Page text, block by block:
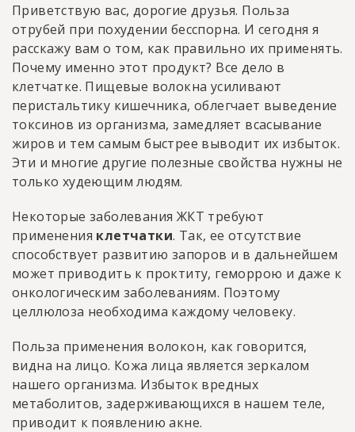
Приветствую вас, дорогие друзья. Польза
отрубей при похудении бесспорна. И сегодня я
расскажу вам о том, как правильно их применять.
Почему именно этот продукт? Все дело в
клетчатке. Пищевые волокна усиливают
перистальтику кишечника, облегчает выведение
токсинов из организма, замедляет всасывание
жиров и тем самым быстрее выводит их избыток.
Эти и многие другие полезные свойства нужны не
только худеющим людям.
Некоторые заболевания ЖКТ требуют
применения клетчатки. Так, ее отсутствие
способствует развитию запоров и в дальнейшем
может приводить к проктиту, геморрою и даже к
онкологическим заболеваниям. Поэтому
целлюлоза необходима каждому человеку.
Польза применения волокон, как говорится,
видна на лицо. Кожа лица является зеркалом
нашего организма. Избыток вредных
метаболитов, задерживающихся в нашем теле,
приводит к появлению акне.